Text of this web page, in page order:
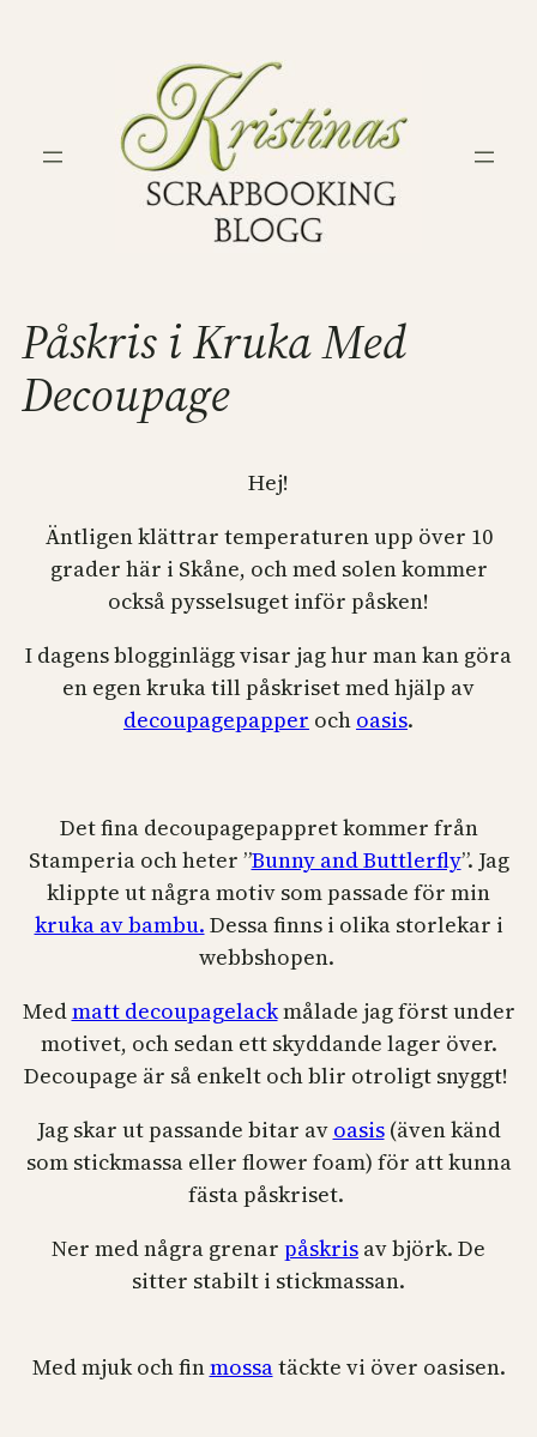
Påskris i Kruka Med
Decoupage
Hej!
Äntligen klättrar temperaturen upp över 10
grader här i Skåne, och med solen kommer
också pysselsuget inför påsken!
I dagens blogginlägg visar jag hur man kan göra
en egen kruka till påskriset med hjälp av
decoupagepapper och oasis.
Det fina decoupagepappret kommer från
Stamperia och heter ”Bunny and Buttlerfly”. Jag
klippte ut några motiv som passade för min
kruka av bambu. Dessa finns i olika storlekar i
webbshopen.
Medmatt decoupagelackmålade jag först under
motivet, och sedan ett skyddande lager över.
Decoupage är så enkelt och blir otroligt snyggt!
Jag skar ut passande bitar av oasis(även känd
som stickmassa eller flower foam) för att kunna
fästa påskriset.
Ner med några grenar påskris av björk. De
sitter stabilt i stickmassan.
Med mjuk och finmossatäckte vi över oasisen.